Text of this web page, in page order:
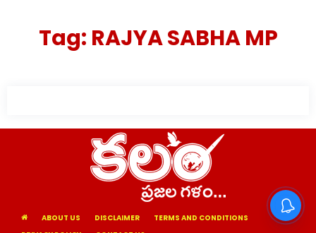
Tag: RAJYA SABHA MP
ABOUT US DISCLAIMER
TERMS AND CONDITIONS